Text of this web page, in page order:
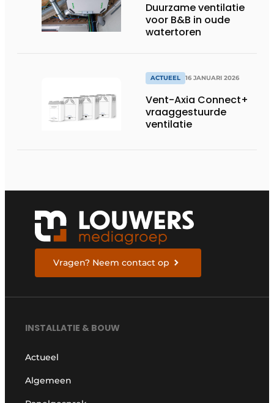
Duurzame ventilatie
voor B&B in oude
watertoren
ACTUEEL 16 JANUARI 2026
Vent-Axia Connect+
vraaggestuurde
ventilatie
Vragen? Neem contact op
INSTALLATIE & BOUW
Actueel
Algemeen